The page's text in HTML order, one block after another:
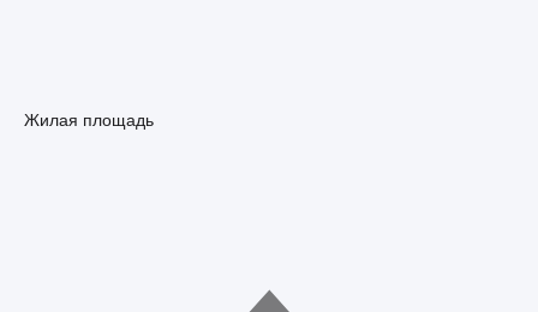
Жилая площадь